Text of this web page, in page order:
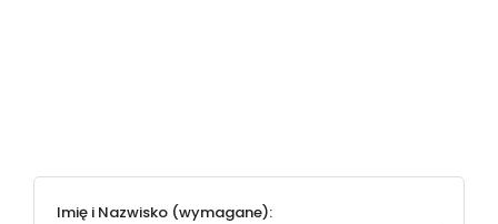
Imię i Nazwisko (wymagane):